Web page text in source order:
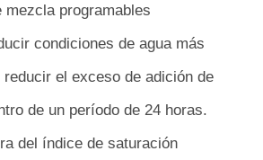
mezcla programables
condiciones de agua más
reducir el exceso de adición de
de un período de 24 horas.
del índice de saturación